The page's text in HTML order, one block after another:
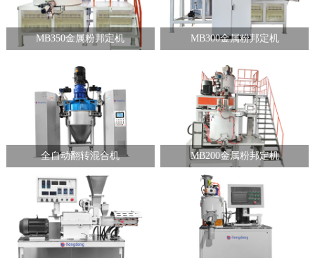
MB350金属粉邦定机 MB300金属粉邦定机
全自动翻转混合机 MB200金属粉邦定机